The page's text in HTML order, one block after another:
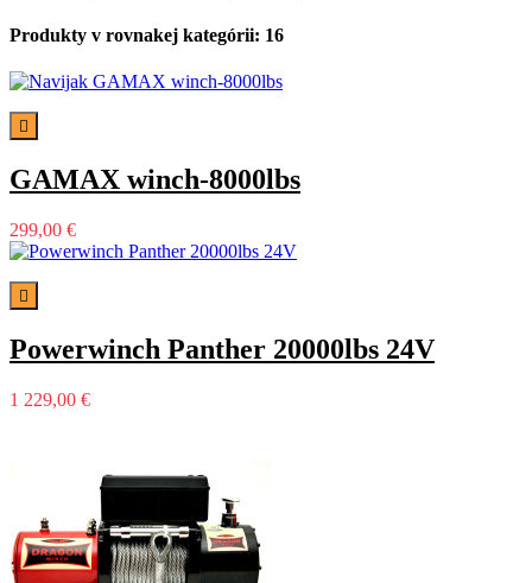
Produkty v rovnakej kategórii: 16

GAMAX winch-8000lbs
299,00 €

Powerwinch Panther 20000lbs 24V
1 229,00 €